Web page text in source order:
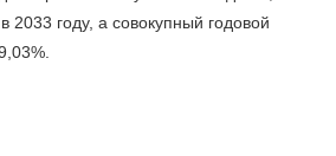
году, а совокупный годовой